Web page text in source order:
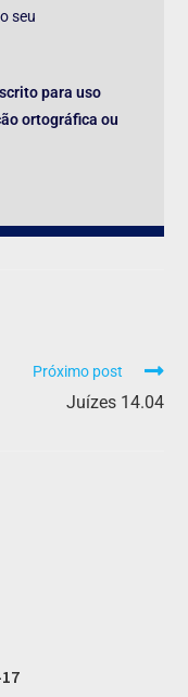
seu
para uso
ortográfica ou
Próximo post
Juízes 14.04